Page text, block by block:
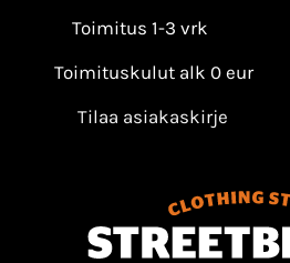
Toimitus 1-3 vrk
Toimituskulut alk 0 eur
Tilaa asiakaskirje